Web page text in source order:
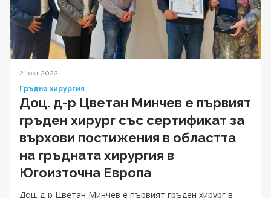
21 окт 2022
Гръдна хирургия
Доц. д-р Цветан Минчев е първият
гръден хирург със сертификат за
върхови постижения в областта
на гръдната хирургия в
Югоизточна Европа
Доц. д-р Цветан Минчев е първият гръден хирург в